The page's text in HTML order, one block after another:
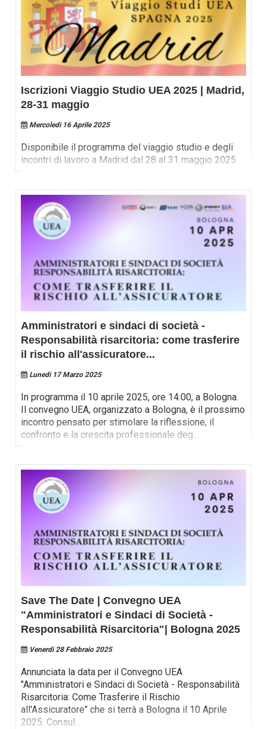
Iscrizioni Viaggio Studio UEA 2025 | Madrid,
28-31 maggio
Mercoledi 16 Aprile 2025
Disponibile il programma del viaggio studio e degli
incontri di lavoro a Madrid dal 28 al 31 maggio 2025
Amministratori e sindaci di società -
Responsabilità risarcitoria: come trasferire
il rischio all'assicuratore...
Lunedi 17 Marzo 2025
In programma il 10 aprile 2025, ore 14:00, a Bologna.
Il convegno UEA, organizzato a Bologna, è il prossimo
incontro pensato per stimolare la riflessione, il
confronto e la crescita professionale deg...
Save The Date | Convegno UEA
"Amministratori e Sindaci di Società -
Responsabilità Risarcitoria"| Bologna 2025
Venerdi 28 Febbraio 2025
Annunciata la data per il Convegno UEA
"Amministratori e Sindaci di Società - Responsabilità
Risarcitoria: Come Trasferire il Rischio
all'Assicuratore" che si terrà a Bologna il 10 Aprile
2025. Consul...